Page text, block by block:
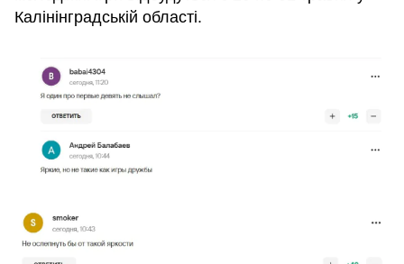
Калінінградській області.